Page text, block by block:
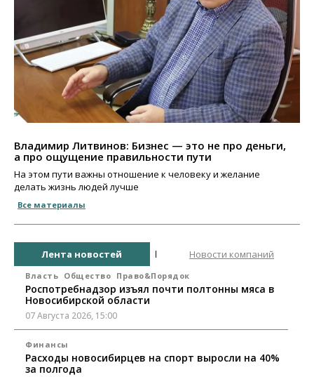
Владимир Литвинов: Бизнес — это не про деньги,
а про ощущение правильности пути
На этом пути важны отношение к человеку и желание
делать жизнь людей лучше
Все материалы
Лента новостей Новости компаний
Власть Общество Право&Порядок
Роспотребнадзор изъял почти полтонны мяса в
Новосибирской области
07 Августа 2026, 15:00
Финансы
Расходы новосибирцев на спорт выросли на 40%
за полгода